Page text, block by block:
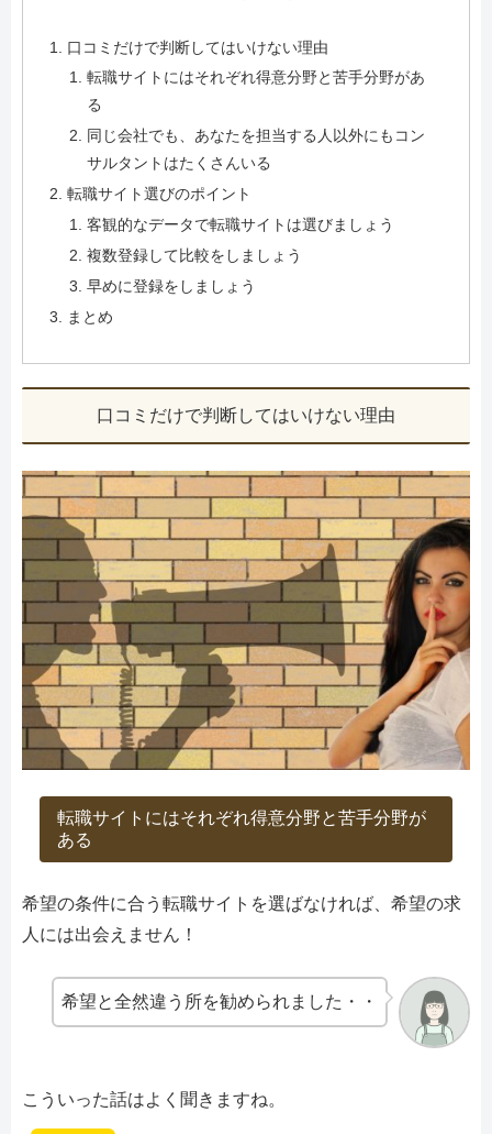
口コミだけで判断してはいけない理由
転職サイトにはそれぞれ得意分野と苦手分野があ
る
同じ会社でも、あなたを担当する人以外にもコン
サルタントはたくさんいる
転職サイト選びのポイント
客観的なデータで転職サイトは選びましょう
複数登録して比較をしましょう
早めに登録をしましょう
まとめ
口コミだけで判断してはいけない理由
転職サイトにはそれぞれ得意分野と苦手分野が
ある
希望の条件に合う転職サイトを選ばなければ、希望の求
人には出会えません！
希望と全然違う所を勧められました・・
こういった話はよく聞きますね。